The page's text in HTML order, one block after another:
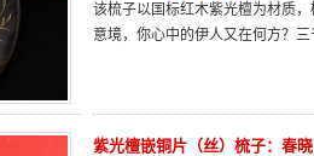
该梳子以国标红木紫光檀为材质
意境，你心中的伊人又在何方？
紫光檀嵌铜片（丝）梳子：春晓